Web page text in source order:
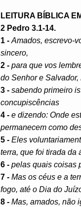
LEITURA BÍBLICA
2 Pedro 3.1-14.
1 - Amados, escrevo-
sincero,
2 - para que vos
do Senhor e
3 - sabendo primeiro
concupiscências
4 - e dizendo: Onde
permanecem como
5 - Eles
terra, que foi tirada da
6 - pelas quais coisas
7 - Mas os céus e a
fogo, até o Dia do
8 - Mas, amados, não